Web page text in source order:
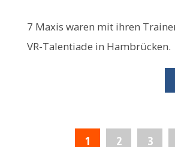
7 Maxis waren mit ihren
VR-Talentiade in Hambrücken.
Seitennummerierung
1 2 3